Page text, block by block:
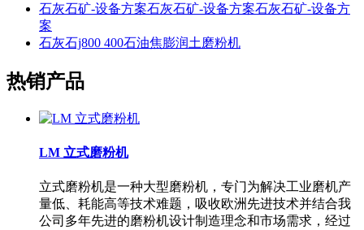
石灰石矿-设备方案石灰石矿-设备方案石灰石矿-设备方
案
石灰石j800 400石油焦膨润土磨粉机
热销产品
LM 立式磨粉机
立式磨粉机是一种大型磨粉机，专门为解决工业磨机产
量低、耗能高等技术难题，吸收欧洲先进技术并结合我
公司多年先进的磨粉机设计制造理念和市场需求，经过